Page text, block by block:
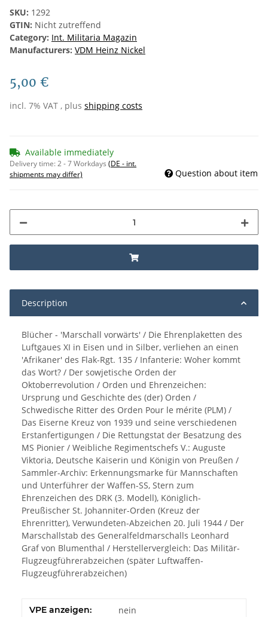
SKU: 1292
GTIN: Nicht zutreffend
Category: Int. Militaria Magazin
Manufacturers: VDM Heinz Nickel
5,00 €
incl. 7% VAT , plus shipping costs
Available immediately
Delivery time:2 - 7 Workdays (DE - int.
shipments may differ)
Question about item
Description
Blücher - 'Marschall vorwärts' / Die Ehrenplaketten des
Luftgaues XI in Eisen und in Silber, verliehen an einen
'Afrikaner' des Flak-Rgt. 135 / Infanterie: Woher kommt
das Wort? / Der sowjetische Orden der
Oktoberrevolution / Orden und Ehrenzeichen:
Ursprung und Geschichte des (der) Orden /
Schwedische Ritter des Orden Pour le mérite (PLM) /
Das Eiserne Kreuz von 1939 und seine verschiedenen
Erstanfertigungen / Die Rettungstat der Besatzung des
MS Pionier / Weibliche Regimentschefs V.: Auguste
Viktoria, Deutsche Kaiserin und Königin von Preußen /
Sammler-Archiv: Erkennungsmarke für Mannschaften
und Unterführer der Waffen-SS, Stern zum
Ehrenzeichen des DRK (3. Modell), Königlich-
Preußischer St. Johanniter-Orden (Kreuz der
Ehrenritter), Verwundeten-Abzeichen 20. Juli 1944 / Der
Marschallstab des Generalfeldmarschalls Leonhard
Graf von Blumenthal / Herstellervergleich: Das Militär-
Flugzeugführerabzeichen (später Luftwaffen-
Flugzeugführerabzeichen)
VPE anzeigen: nein